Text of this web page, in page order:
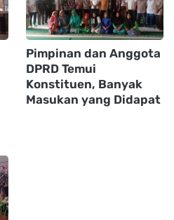
Pimpinan dan Anggota
DPRD Temui
Konstituen, Banyak
Masukan yang Didapat